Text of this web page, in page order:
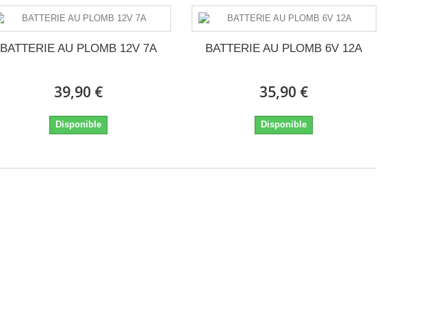
BATTERIE AU PLOMB 12V 7A
39,90 €
Disponible
BATTERIE AU PLOMB 6V 12A
35,90 €
Disponible